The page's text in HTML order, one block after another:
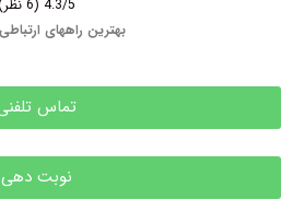
بهترین راههای ارتباطی این دکتر
تماس تلفنی
نوبت دهی